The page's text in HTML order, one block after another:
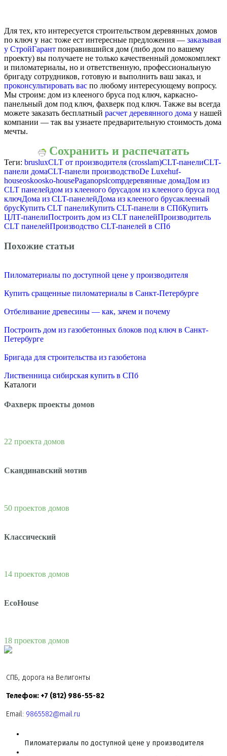
Для тех, кто интересуется строительством деревянных домов
по ключ у нас тоже ест интересные предложения — заказывая
у СтройГарант понравившийся дом (либо дом по вашему
проекту) вы получаете не только качественный домокомплект
и пиломатериалы, но и ответственную, профессиональную
бригаду сотрудников, готовую и выполнить ваш заказ, и
проконсультировать вас по любому интересующему вопросу.
Мы строим: дом из клееного бруса под ключ, каркасно-
панельный дом под ключ, фахверк под ключ. Также вы всегда
можете заказать бесплатный расчет деревянного дома у нашей
компании — так вы узнаете предварительную стоимость дома
мечты.
Сохранить и распечатать
Теги: brusluxCLT от производителя (crosslam)CLT-панелиCLT-
панели домаCLT-панели производствоDe Luxehuf-
houseoskoosko-housePaganopslcompдеревянные домаДом из
CLT панелейдом из клееного брусадом из клееного бруса под
ключДома из CLT-панелейДома из клееного брусаклееный
брусКупить CLT панелиКупить CLT-панели в СПбКупить
ЦЛТ-панелиПостроить дом из CLT панелейПроизводитель
CLT панелейПроизводство CLT-панелей в СПб
Похожие статьи
Пиломатериалы по доступной цене у производителя
Купить сращенные пиломатериалы в Санкт-Петербурге
Отбеливание древесины — как, зачем и почему
Построить дом из газобетонных блоков под ключ в Санкт-
Петербурге
Бригада для строительства из газобетона
Лиственница сибирская купить в СПб
Каталоги
Фахверк проекты домов
22 проекта домов
Скандинавский мотив
50 проектов домов
Классический
14 проектов домов
EcoHouse
18 проектов домов
СПБ, дорога на Велигонты
Телефон: +7 (812) 986-55-82
Email: 9865582@mail.ru
Пиломатериалы по доступной цене у производителя